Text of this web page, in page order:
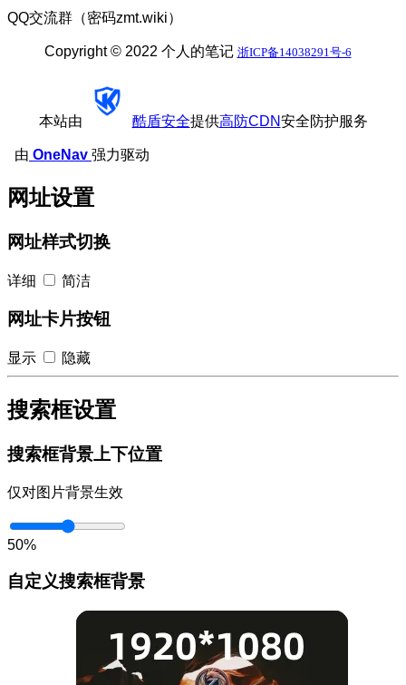
QQ交流群（密码zmt.wiki）
Copyright © 2022 个人的笔记 浙ICP备14038291号-6
本站由 酷盾安全提供高防CDN安全防护服务
由 OneNav 强力驱动
网址设置
网址样式切换
详细 简洁
网址卡片按钮
显示 隐藏
搜索框设置
搜索框背景上下位置
仅对图片背景生效
50%
自定义搜索框背景